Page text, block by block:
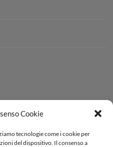
Cookie
tecnologie come i cookie per
del dispositivo. Il consenso a
Classique